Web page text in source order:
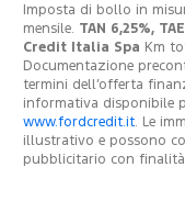
Imposta di bollo in
mensile. TAN 6,25%,
Credit Italia Spa Km
Documentazione
termini dell’offerta
informativa disponibile
www.fordcredit.it . Le
illustrativo e possono
pubblicitario con